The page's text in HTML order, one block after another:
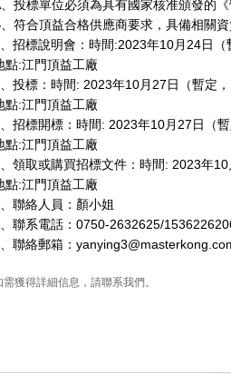
投標單位必須為具有國家核准頒發的
符合頂益合格供應商要求，具備相關資
招標說明會：時間:2023年10月24日（
點:江門頂益工廠
投標：時間: 2023年10月27日（暫定，
點:江門頂益工廠
招標開標：時間: 2023年10月27日（暫
點:江門頂益工廠
領取或購買招標文件：時間: 2023年10
點:江門頂益工廠
聯絡人員：顏小姐
聯系電話：0750-2632625/
聯絡郵箱：
需獲得詳細信息，請聯系我們。